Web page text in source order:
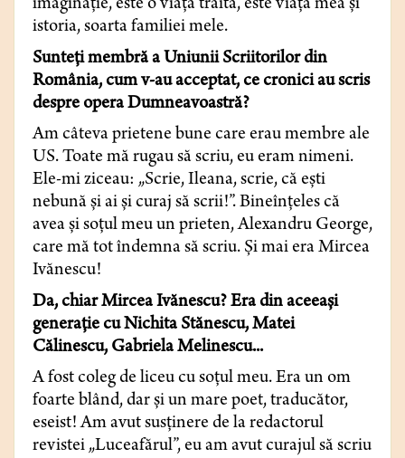
imaginaţie, este o viaţă trăită, este viaţa mea şi
istoria, soarta familiei mele.
Sunteţi membră a Uniunii Scriitorilor din
România, cum v-au acceptat, ce cronici au scris
despre opera Dumneavoastră?
Am câteva prietene bune care erau membre ale
US. Toate mă rugau să scriu, eu eram nimeni.
Ele-mi ziceau: „Scrie, Ileana, scrie, că eşti
nebună şi ai şi curaj să scrii!”. Bineînţeles că
avea şi soţul meu un prieten, Alexandru George,
care mă tot îndemna să scriu. Şi mai era Mircea
Ivănescu!
Da, chiar Mircea Ivănescu? Era din aceeaşi
generaţie cu Nichita Stănescu, Matei
Călinescu, Gabriela Melinescu...
A fost coleg de liceu cu soţul meu. Era un om
foarte blând, dar şi un mare poet, traducător,
eseist! Am avut susţinere de la redactorul
revistei „Luceafărul”, eu am avut curajul să scriu